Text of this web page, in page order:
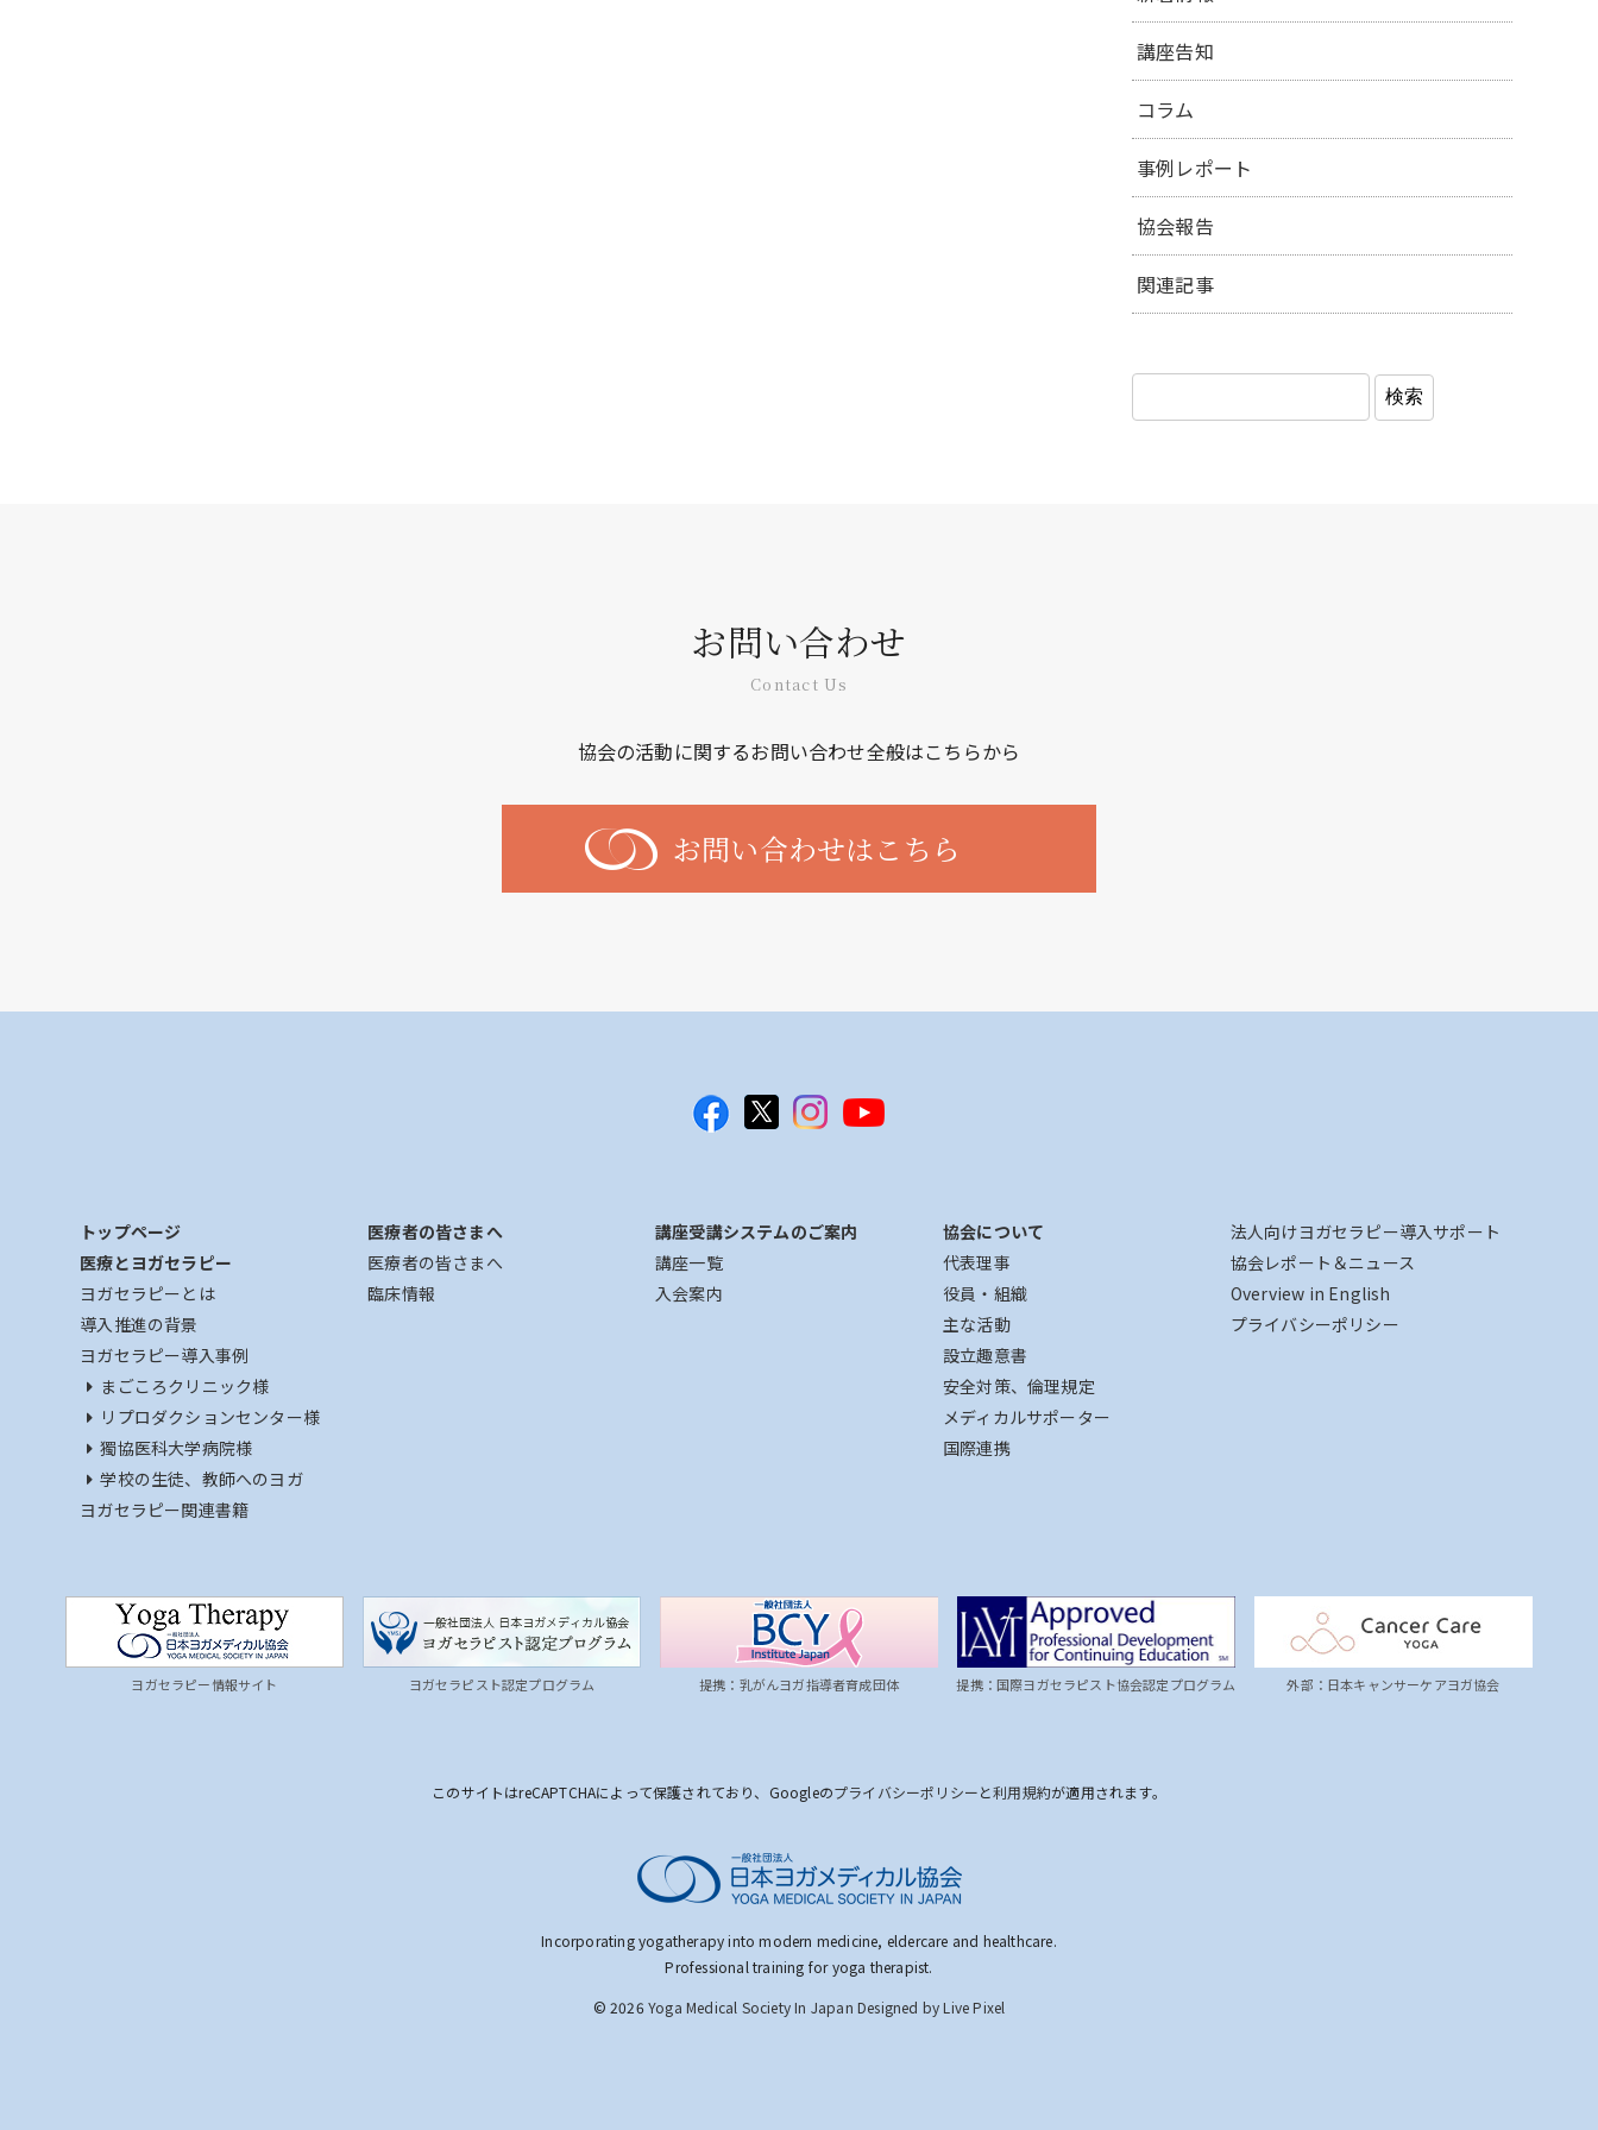
講座告知
コラム
事例レポート
協会報告
関連記事
お問い合わせ
Contact Us
協会の活動に関するお問い合わせ全般はこちらから
お問い合わせはこちら
トップページ
医療とヨガセラピー
ヨガセラピーとは
導入推進の背景
ヨガセラピー導入事例
まごころクリニック様
リプロダクションセンター様
獨協医科大学病院様
学校の生徒、教師へのヨガ
ヨガセラピー関連書籍
医療者の皆さまへ
医療者の皆さまへ
臨床情報
講座受講システムのご案内
講座一覧
入会案内
協会について
代表理事
役員・組織
主な活動
設立趣意書
安全対策、倫理規定
メディカルサポーター
国際連携
法人向けヨガセラピー導入サポート
協会レポート＆ニュース
Overview in English
プライバシーポリシー
ヨガセラピー情報サイト ヨガセラピスト認定プログラム 提携：乳がんヨガ指導者育成団体 提携：国際ヨガセラピスト協会認定プログラム 外部：日本キャンサーケアヨガ協会
このサイトはreCAPTCHAによって保護されており、Googleのプライバシーポリシーと利用規約が適用されます。
Incorporating yogatherapy into modern medicine, eldercare and healthcare.
Professional training for yoga therapist.
© 2026 Yoga Medical Society In Japan Designed by Live Pixel